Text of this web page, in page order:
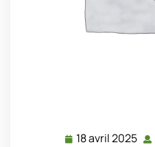
18 avril 2025 18